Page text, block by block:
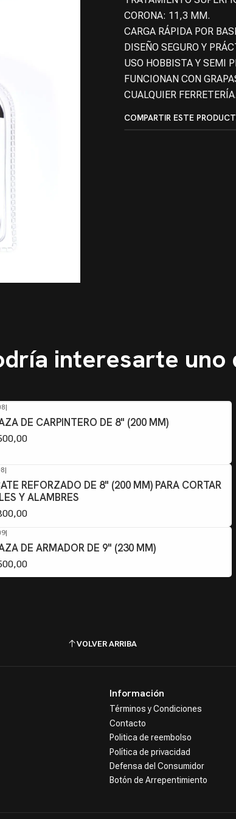
CORONA: 11,3 MM.
CARGA RÁPIDA POR
DISEÑO SEGURO Y
USO HOBBISTA Y SEMI
FUNCIONAN CON
CUALQUIER
COMPARTIR ESTE
interesarte uno
|
DE CARPINTERO DE 8" (200 MM)
|
REFORZADO DE 8" (200 MM) PARA CORTAR
Y ALAMBRES
|
DE ARMADOR DE 9" (230 MM)
VOLVER ARRIBA
Información
Términos y Condiciones
Contacto
Politica de reembolso
Política de privacidad
Defensa del Consumidor
Botón de Arrepentimiento